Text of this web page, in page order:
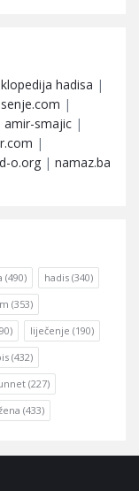
hadisa |
|
amir-smajic |
|
o.org | namaz.ba
(490) hadis (340)
(353)
liječenje (190)
(432)
(227)
(433)